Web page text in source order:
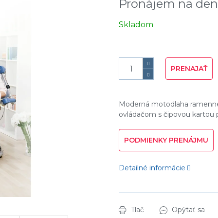
Jednotková
cena:
Skladom
PRENAJAŤ
Moderná motodlaha
ovládačom s čipovou
PODMIENKY PRENÁJMU
Detailné informácie
Tlač Opýtať sa